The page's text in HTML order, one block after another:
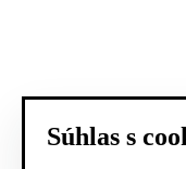
Súhlas s